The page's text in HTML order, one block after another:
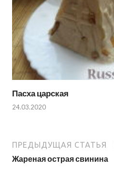
Пасха царская
24.03.2020
ПРЕДЫДУЩАЯ СТАТЬЯ
Жареная острая свинина